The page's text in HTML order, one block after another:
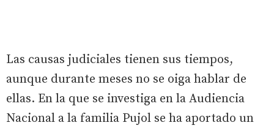
Las causas judiciales tienen sus tiempos,
aunque durante meses no se oiga hablar de
ellas. En la que se investiga en la Audiencia
Nacional a la familia Pujol se ha aportado un